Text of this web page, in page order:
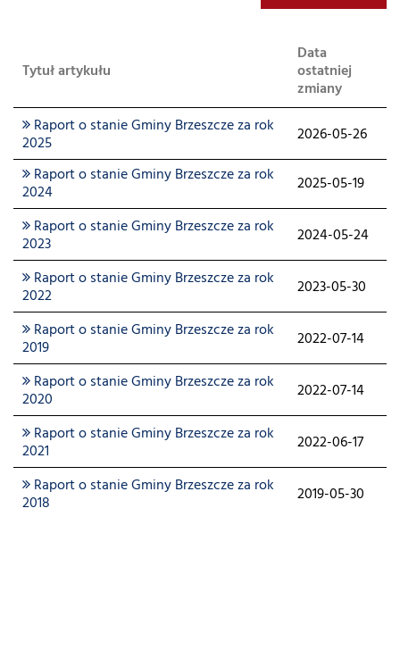
Tytuł artykułu
Data
ostatniej
zmiany
Raport o stanie Gminy Brzeszcze za rok
2025
2026-05-26
Raport o stanie Gminy Brzeszcze za rok
2024
2025-05-19
Raport o stanie Gminy Brzeszcze za rok
2023
2024-05-24
Raport o stanie Gminy Brzeszcze za rok
2022
2023-05-30
Raport o stanie Gminy Brzeszcze za rok
2019
2022-07-14
Raport o stanie Gminy Brzeszcze za rok
2020
2022-07-14
Raport o stanie Gminy Brzeszcze za rok
2021
2022-06-17
Raport o stanie Gminy Brzeszcze za rok
2018 2019-05-30